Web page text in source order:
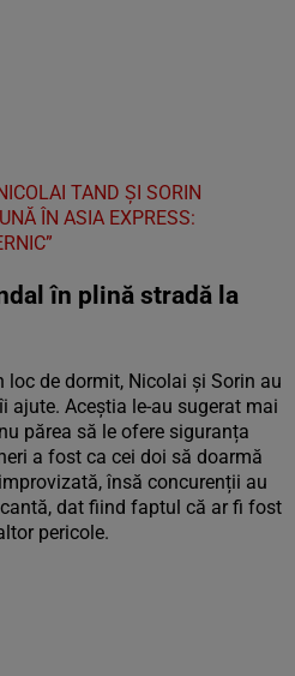
TAND ŞI SORIN
ÎN ASIA EXPRESS:
în plină stradă la
loc de dormit, Nicolai și Sorin au
ajute. Aceștia le-au sugerat mai
părea să le ofere siguranța
a fost ca cei doi să doarmă
însă concurenții au
dat fiind faptul că ar fi fost
pericole.